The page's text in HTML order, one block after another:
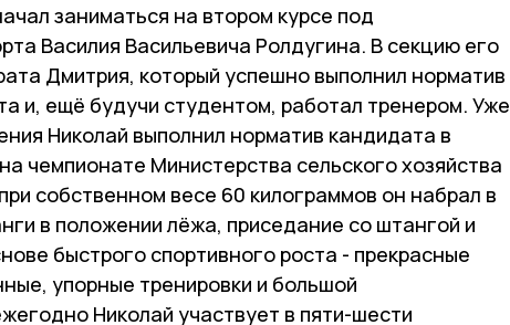
заниматься на втором курсе под
Василия Васильевича Ролдугина. В секцию его
Дмитрия, который успешно выполнил норматив
и, ещё будучи студентом, работал тренером. Уже
Николай выполнил норматив кандидата в
чемпионате Министерства сельского хозяйства
собственном весе 60 килограммов он набрал в
в положении лёжа, приседание со штангой и
быстрого спортивного роста - прекрасные
упорные тренировки и большой
Николай участвует в пяти-шести